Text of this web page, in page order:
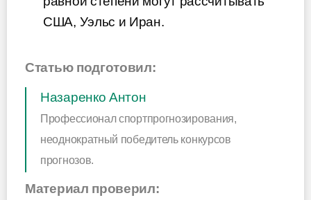
США, Уэльс и Иран.
Статью подготовил:
Назаренко Антон
Профессионал спортпрогнозирования,
неоднократный победитель конкурсов
прогнозов.
Материал проверил: